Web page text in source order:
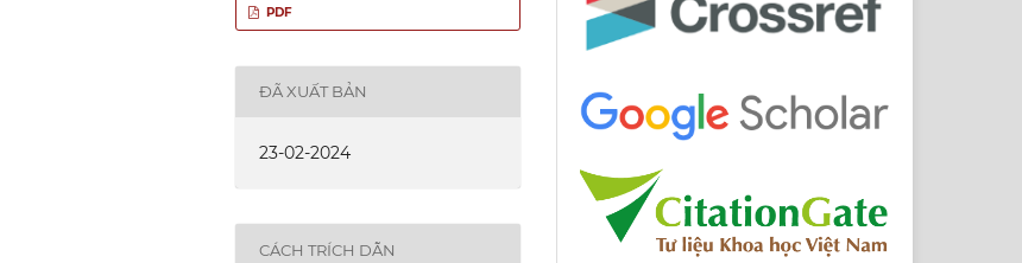
PDF
ĐÃ XUẤT BẢN
23-02-2024
CÁCH TRÍCH DẪN